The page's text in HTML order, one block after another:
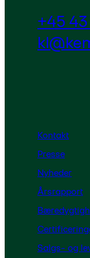
+45
Kontakt
Presse
Nyheder
Årsrapport
Salgs- og